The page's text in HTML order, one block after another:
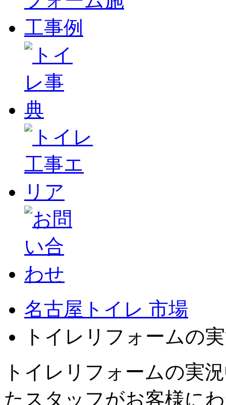
名古屋トイレ 市場
トイレリフォームの
トイレリフォームの実
たスタッフがお客様に